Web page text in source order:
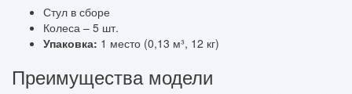
Стул в сборе
Колеса – 5 шт.
Упаковка: 1 место (0,13 м³, 12 кг)
Преимущества модели